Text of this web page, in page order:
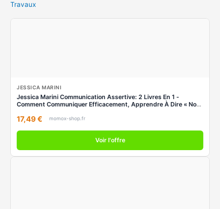
Travaux
JESSICA MARINI
Jessica Marini Communication Assertive: 2 Livres En 1 -
Comment Communiquer Efficacement, Apprendre À Dire « Non
17,49 € momox-shop.fr
Voir l'offre